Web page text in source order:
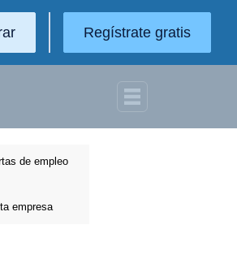
Regístrate gratis
de empleo
empresa